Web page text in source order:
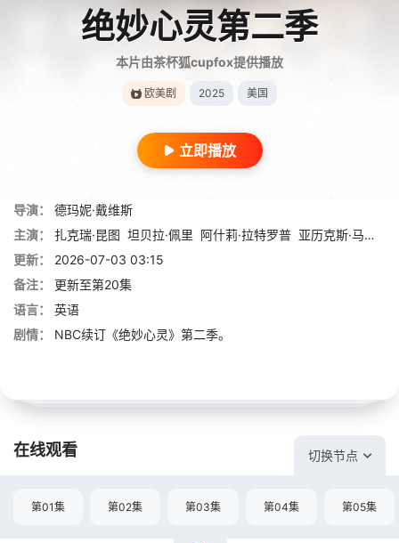
绝妙心灵第二季
本片由茶杯狐cupfox提供播放
欧美剧 2025 美国
立即播放
导演：
德玛妮·戴维斯
主演：
扎克瑞·昆图 坦贝拉·佩里 阿什莉·拉特罗普 亚历克斯·马克尼科尔
更新：
2026-07-03 03:15
备注：
更新至第20集
语言：
英语
剧情：
NBC续订《绝妙心灵》第二季。
在线观看 切换节点
第01集 第02集 第03集 第04集 第05集